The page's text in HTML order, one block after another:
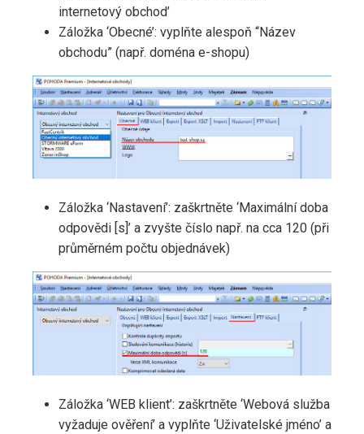
internetový obchod’
Záložka ‘Obecné’: vyplňte alespoň “Název
obchodu” (např. doména e-shopu)
Záložka ‘Nastavení’: zaškrtněte ‘Maximální doba
odpovědi [s]’ a zvyšte číslo např. na cca 120 (při
průměrném počtu objednávek)
Záložka ‘WEB klient’: zaškrtněte ‘Webová služba
vyžaduje ověření’ a vyplňte ‘Uživatelské jméno’ a